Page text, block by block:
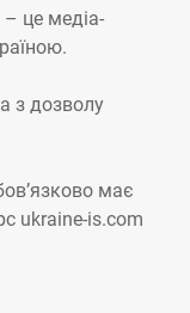
– це медіа-
з дозволу
має
ukraine-is.com